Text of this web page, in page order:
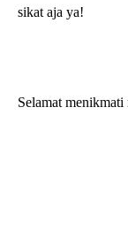
sikat aja ya!
Selamat